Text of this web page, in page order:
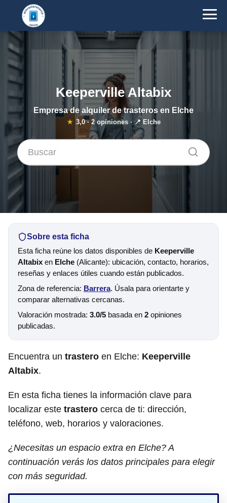
Keeperville Altabix
Empresa de alquiler de trasteros en Elche
★ 3,0· 2opiniones · 📍 Elche
Sobre esta ficha
Esta ficha reúne los datos disponibles de Keeperville
Altabix en Elche (Alicante): ubicación, contacto, horarios,
reseñas y enlaces útiles cuando están publicados.
Zona de referencia: Barrera. Úsala para orientarte y
comparar alternativas cercanas.
Valoración mostrada: 3.0/5 basada en 2 opiniones
publicadas.
Encuentra un trastero en Elche: Keeperville
Altabix.
En esta ficha tienes la información clave para
localizar este trastero cerca de ti: dirección,
teléfono, web, horarios y valoraciones.
¿Necesitas un espacio extra en Elche? A
continuación verás los datos principales para elegir
con más seguridad.